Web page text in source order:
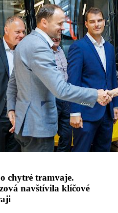
chytré tramvaje.
navštívila klíčové